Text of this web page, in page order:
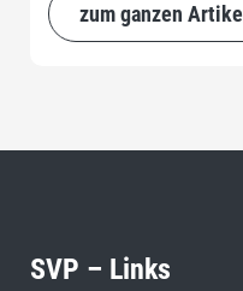
zum ganzen Artikel
SVP – Links